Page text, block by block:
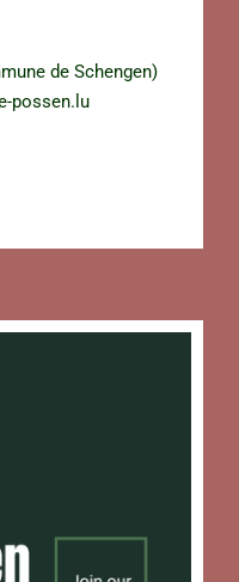
de Schengen)
possen.lu